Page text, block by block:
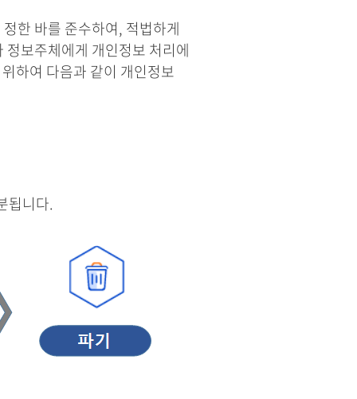
한 바를 준수하여, 적법하게
보주체에게 개인정보 처리에
하여 다음과 같이 개인정보
됩니다.